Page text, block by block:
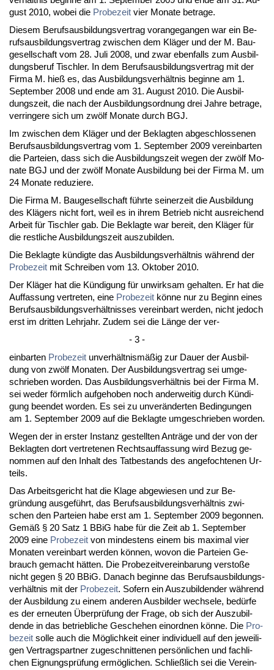
gust 2010, wo­bei die Pro­be­zeit vier Mo­na­te be­tra­ge.
Die­sem Be­rufs­aus­bil­dungs­ver­trag vor­an­ge­gan­gen war ein Be­
rufs­aus­bil­dungs­ver­trag zwi­schen dem Kläger und der M. Bau­
ge­sell­schaft vom 28. Ju­li 2008, und zwar eben­falls zum Aus­bil­
dungs­be­ruf Tisch­ler. In dem Be­rufs­aus­bil­dungs­ver­trag mit der
Fir­ma M. hieß es, das Aus­bil­dungs­verhält­nis be­gin­ne am 1.
Sep­tem­ber 2008 und en­de am 31. Au­gust 2010. Die Aus­bil­
dungs­zeit, die nach der Aus­bil­dungs­ord­nung drei Jah­re be­tra­ge,
ver­rin­ge­re sich um zwölf Mo­na­te durch BGJ.
Im zwi­schen dem Kläger und der Be­klag­ten ab­ge­schlos­se­nen
Be­rufs­aus­bil­dungs­ver­trag vom 1. Sep­tem­ber 2009 ver­ein­bar­ten
die Par­tei­en, dass sich die Aus­bil­dungs­zeit we­gen der zwölf Mo­
na­te BGJ und der zwölf Mo­na­te Aus­bil­dung bei der Fir­ma M. um
24 Mo­na­te re­du­zie­re.
Die Fir­ma M. Bau­ge­sell­schaft führ­te sei­ner­zeit die Aus­bil­dung
des Klägers nicht fort, weil es in ih­rem Be­trieb nicht aus­rei­chend
Ar­beit für Tisch­ler gab. Die Be­klag­te war be­reit, den Kläger für
die rest­li­che Aus­bil­dungs­zeit aus­zu­bil­den.
Die Be­klag­te kündig­te das Aus­bil­dungs­verhält­nis während der
Pro­be­zeit mit Schrei­ben vom 13. Ok­to­ber 2010.
Der Kläger hat die Kündi­gung für un­wirk­sam ge­hal­ten. Er hat die
Auf­fas­sung ver­tre­ten, ei­ne Pro­be­zeit könne nur zu Be­ginn ei­nes
Be­rufs­aus­bil­dungs­verhält­nis­ses ver­ein­bart wer­den, nicht je­doch
erst im drit­ten Lehr­jahr. Zu­dem sei die Länge der ver-
- 3 -
ein­bar­ten Pro­be­zeit un­verhält­nismäßig zur Dau­er der Aus­bil­
dung von zwölf Mo­na­ten. Der Aus­bil­dungs­ver­trag sei um­ge­
schrie­ben wor­den. Das Aus­bil­dungs­verhält­nis bei der Fir­ma M.
sei we­der förm­lich auf­ge­ho­ben noch an­der­wei­tig durch Kündi­
gung be­en­det wor­den. Es sei zu un­veränder­ten Be­din­gun­gen
am 1. Sep­tem­ber 2009 auf die Be­klag­te um­ge­schrie­ben wor­den.
We­gen der in ers­ter In­stanz ge­stell­ten Anträge und der von der
Be­klag­ten dort ver­tre­te­nen Rechts­auf­fas­sung wird Be­zug ge­
nom­men auf den In­halt des Tat­be­stands des an­ge­foch­te­nen Ur­
teils.
Das Ar­beits­ge­richt hat die Kla­ge ab­ge­wie­sen und zur Be­
gründung aus­geführt, das Be­rufs­aus­bil­dungs­verhält­nis zwi­
schen den Par­tei­en ha­be erst am 1. Sep­tem­ber 2009 be­gon­nen.
Gemäß § 20 Satz 1 BBiG ha­be für die Zeit ab 1. Sep­tem­ber
2009 ei­ne Pro­be­zeit von min­des­tens ei­nem bis ma­xi­mal vier
Mo­na­ten ver­ein­bart wer­den können, wo­von die Par­tei­en Ge­
brauch ge­macht hätten. Die Pro­be­zeit­ver­ein­ba­rung ver­s­toße
nicht ge­gen § 20 BBiG. Da­nach be­gin­ne das Be­rufs­aus­bil­dungs­
verhält­nis mit der Pro­be­zeit. So­fern ein Aus­zu­bil­den­der während
der Aus­bil­dung zu ei­nem an­de­ren Aus­bil­der wech­se­le, bedürfe
es der er­neu­ten Über­prüfung der Fra­ge, ob sich der Aus­zu­bil­
den­de in das be­trieb­li­che Ge­sche­hen ein­ord­nen könne. Die Pro­
be­zeit sol­le auch die Möglich­keit ei­ner in­di­vi­du­ell auf den je­wei­li­
gen Ver­trags­part­ner zu­ge­schnit­te­nen persönli­chen und fach­li­
chen Eig­nungs­prüfung ermögli­chen. Sch­ließlich sei die Ver­ein­